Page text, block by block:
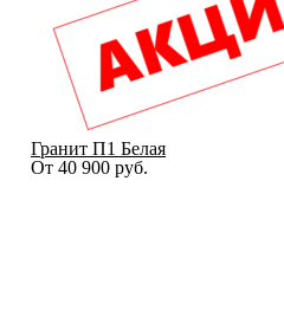
Гранит П1 Белая
От 40 900 руб.